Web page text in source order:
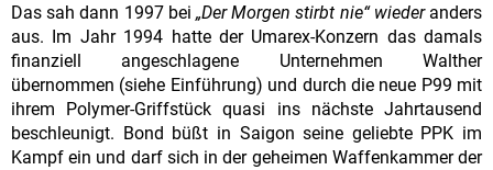
Das sah dann 1997 bei „Der Morgen stirbt nie“ wieder anders
aus. Im Jahr 1994 hatte der Umarex-Konzern das damals
finanziell angeschlagene Unternehmen Walther
übernommen (siehe Einführung) und durch die neue P99 mit
ihrem Polymer-Griffstück quasi ins nächste Jahrtausend
beschleunigt. Bond büßt in Saigon seine geliebte PPK im
Kampf ein und darf sich in der geheimen Waffenkammer der